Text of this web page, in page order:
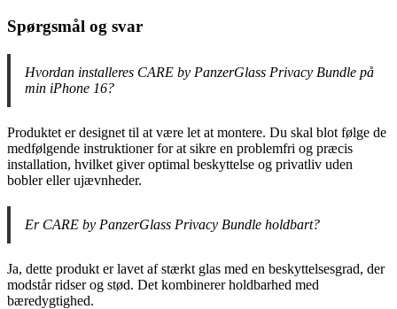
Spørgsmål og svar
Hvordan installeres CARE by PanzerGlass Privacy Bundle på
min iPhone 16?
Produktet er designet til at være let at montere. Du skal blot følge de
medfølgende instruktioner for at sikre en problemfri og præcis
installation, hvilket giver optimal beskyttelse og privatliv uden
bobler eller ujævnheder.
Er CARE by PanzerGlass Privacy Bundle holdbart?
Ja, dette produkt er lavet af stærkt glas med en beskyttelsesgrad, der
modstår ridser og stød. Det kombinerer holdbarhed med
bæredygtighed.